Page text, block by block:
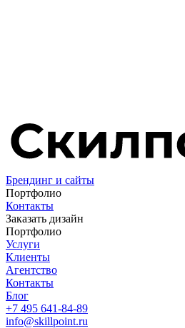
Брендинг и сайты
Портфолио
Контакты
Заказать дизайн
Портфолио
Услуги
Клиенты
Агентство
Контакты
Блог
+7 495 641-84-89
info@skillpoint.ru